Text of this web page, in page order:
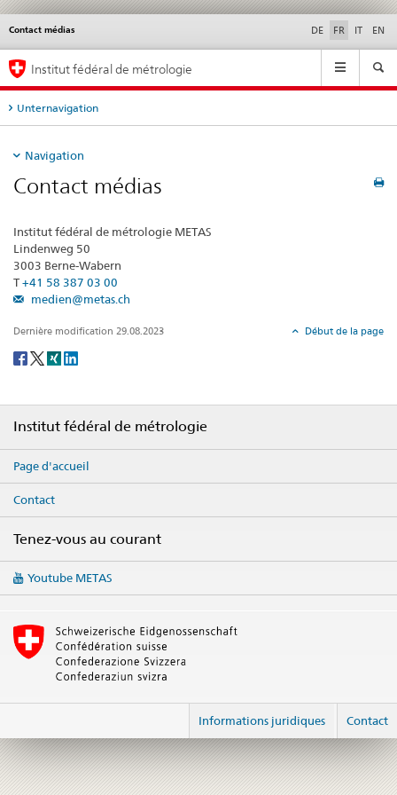
Contact médias DE FR IT EN
Service
Navigation
Institut fédéral de métrologie
Unternavigation
Navigation
Contact médias
Institut fédéral de métrologie METAS
Lindenweg 50
3003 Berne-Wabern
T+41 58 387 03 00
medien@metas.ch
Dernière modification 29.08.2023 Début de la page
Social
Institut fédéral de métrologie
Page d'accueil
Contact
Tenez-vous au courant
Social
media
Youtube METAS
Informations juridiques Contact